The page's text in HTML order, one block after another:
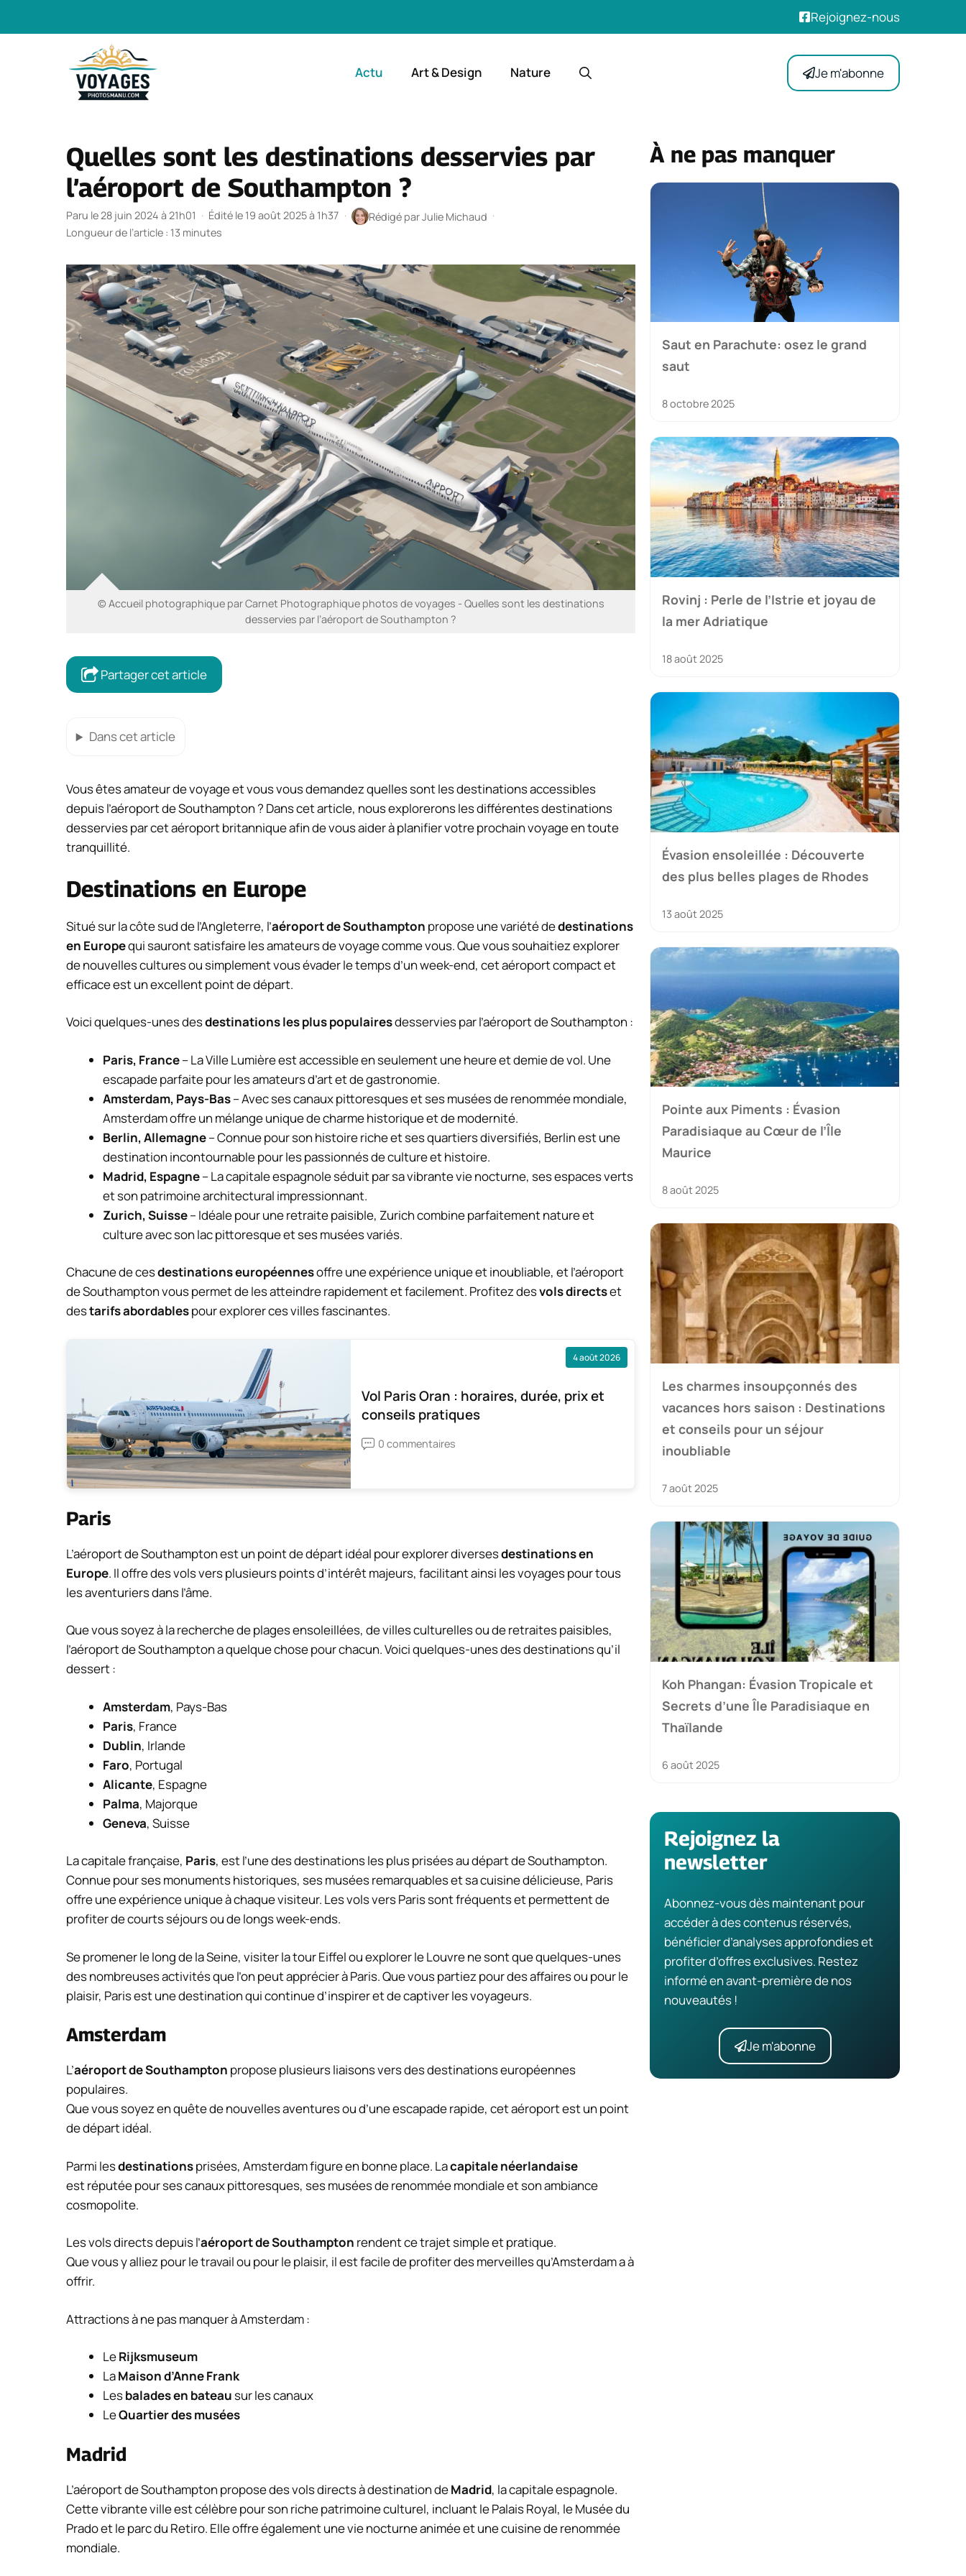
Rejoignez-nous
Actu Art & Design Nature Je m'abonne
Quelles sont les destinations desservies par
l’aéroport de Southampton ?
Paru le 28 juin 2024 à 21h01 · Édité le 19 août 2025 à 1h37 · Rédigé parJulie Michaud ·
Longueur de l’article : 13 minutes
© Accueil photographique par Carnet Photographique photos de voyages - Quelles sont les destinations
desservies par l’aéroport de Southampton ?
Partager cet article
Dans cet article
Vous êtes amateur de voyage et vous vous demandez quelles sont les destinations accessibles
depuis l’aéroport de Southampton ? Dans cet article, nous explorerons les différentes destinations
desservies par cet aéroport britannique afin de vous aider à planifier votre prochain voyage en toute
tranquillité.
Destinations en Europe
Situé sur la côte sud de l’Angleterre, l’aéroport de Southampton propose une variété dedestinations
en Europequi sauront satisfaire les amateurs de voyage comme vous. Que vous souhaitiez explorer
de nouvelles cultures ou simplement vous évader le temps d’un week-end, cet aéroport compact et
efficace est un excellent point de départ.
Voici quelques-unes desdestinations les plus populairesdesservies par l’aéroport de Southampton :
Paris, France– La Ville Lumière est accessible en seulement une heure et demie de vol. Une
escapade parfaite pour les amateurs d’art et de gastronomie.
Amsterdam, Pays-Bas– Avec ses canaux pittoresques et ses musées de renommée mondiale,
Amsterdam offre un mélange unique de charme historique et de modernité.
Berlin, Allemagne– Connue pour son histoire riche et ses quartiers diversifiés, Berlin est une
destination incontournable pour les passionnés de culture et histoire.
Madrid, Espagne– La capitale espagnole séduit par sa vibrante vie nocturne, ses espaces verts
et son patrimoine architectural impressionnant.
Zurich, Suisse– Idéale pour une retraite paisible, Zurich combine parfaitement nature et
culture avec son lac pittoresque et ses musées variés.
Chacune de cesdestinations européennesoffre une expérience unique et inoubliable, et l’aéroport
de Southampton vous permet de les atteindre rapidement et facilement. Profitez desvols directset
destarifs abordablespour explorer ces villes fascinantes.
4 août 2026
Vol Paris Oran : horaires, durée, prix et
conseils pratiques
0 commentaires
Paris
L’aéroport de Southampton est un point de départ idéal pour explorer diversesdestinations en
Europe. Il offre des vols vers plusieurs points d’intérêt majeurs, facilitant ainsi les voyages pour tous
les aventuriers dans l’âme.
Que vous soyez à la recherche de plages ensoleillées, de villes culturelles ou de retraites paisibles,
l’aéroport de Southampton a quelque chose pour chacun. Voici quelques-unes des destinations qu’il
dessert :
Amsterdam, Pays-Bas
Paris, France
Dublin, Irlande
Faro, Portugal
Alicante, Espagne
Palma, Majorque
Geneva, Suisse
La capitale française, Paris, est l’une des destinations les plus prisées au départ de Southampton.
Connue pour ses monuments historiques, ses musées remarquables et sa cuisine délicieuse, Paris
offre une expérience unique à chaque visiteur. Les vols vers Paris sont fréquents et permettent de
profiter de courts séjours ou de longs week-ends.
Se promener le long de la Seine, visiter la tour Eiffel ou explorer le Louvre ne sont que quelques-unes
des nombreuses activités que l’on peut apprécier à Paris. Que vous partiez pour des affaires ou pour le
plaisir, Paris est une destination qui continue d’inspirer et de captiver les voyageurs.
Amsterdam
L’aéroport de Southampton propose plusieurs liaisons vers des destinations européennes
populaires.
Que vous soyez en quête de nouvelles aventures ou d’une escapade rapide, cet aéroport est un point
de départ idéal.
Parmi lesdestinationsprisées, Amsterdam figure en bonne place. Lacapitale néerlandaise
est réputée pour ses canaux pittoresques, ses musées de renommée mondiale et son ambiance
cosmopolite.
Les vols directs depuis l’aéroport de Southampton rendent ce trajet simple et pratique.
Que vous y alliez pour le travail ou pour le plaisir, il est facile de profiter des merveilles qu’Amsterdam a à
offrir.
Attractions à ne pas manquer à Amsterdam :
LeRijksmuseum
LaMaison d’Anne Frank
Lesbalades en bateausur les canaux
LeQuartier des musées
Madrid
L’aéroport de Southampton propose des vols directs à destination deMadrid, la capitale espagnole.
Cette vibrante ville est célèbre pour son riche patrimoine culturel, incluant le Palais Royal, le Musée du
Prado et le parc du Retiro. Elle offre également une vie nocturne animée et une cuisine de renommée
mondiale.
À ne pas manquer
Saut en Parachute: osez le grand
saut
8 octobre 2025
Rovinj : Perle de l’Istrie et joyau de
la mer Adriatique
18 août 2025
Évasion ensoleillée : Découverte
des plus belles plages de Rhodes
13 août 2025
Pointe aux Piments : Évasion
Paradisiaque au Cœur de l’Île
Maurice
8 août 2025
Les charmes insoupçonnés des
vacances hors saison : Destinations
et conseils pour un séjour
inoubliable
7 août 2025
Koh Phangan: Évasion Tropicale et
Secrets d’une Île Paradisiaque en
Thaïlande
6 août 2025
Rejoignez la
newsletter
Abonnez-vous dès maintenant pour
accéder à des contenus réservés,
bénéficier d’analyses approfondies et
profiter d’offres exclusives. Restez
informé en avant-première de nos
nouveautés !
Je m'abonne